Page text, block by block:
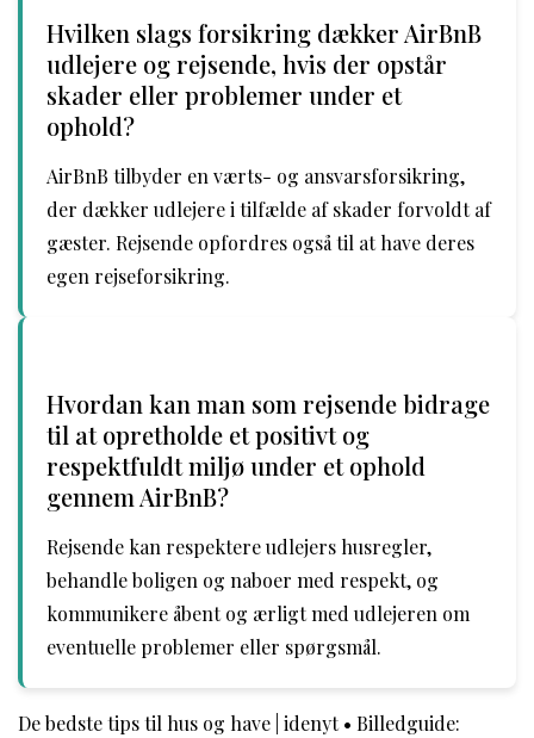
Hvilken slags forsikring dækker AirBnB
udlejere og rejsende, hvis der opstår
skader eller problemer under et
ophold?
AirBnB tilbyder en værts- og ansvarsforsikring,
der dækker udlejere i tilfælde af skader forvoldt af
gæster. Rejsende opfordres også til at have deres
egen rejseforsikring.
Hvordan kan man som rejsende bidrage
til at opretholde et positivt og
respektfuldt miljø under et ophold
gennem AirBnB?
Rejsende kan respektere udlejers husregler,
behandle boligen og naboer med respekt, og
kommunikere åbent og ærligt med udlejeren om
eventuelle problemer eller spørgsmål.
De bedste tips til hus og have | idenyt• Billedguide: